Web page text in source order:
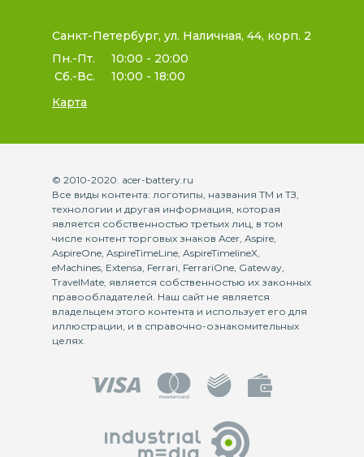
Санкт-Петербург, ул. Наличная, 44, корп. 2
Пн.-Пт.
10:00 - 20:00
Сб.-Вс.
10:00 - 18:00
Карта
© 2010-2020. acer-battery.ru
Все виды контента: логотипы, названия ТМ и ТЗ,
технологии и другая информация, которая
является собственностью третьих лиц, в том
числе контент торговых знаков Acer, Aspire,
AspireOne, AspireTimeLine, AspireTimelineX,
eMachines, Extensa, Ferrari, FerrariOne, Gateway,
TravelMate, является собственностью их законных
правообладателей. Наш сайт не является
владельцем этого контента и использует его для
иллюстрации, и в справочно-ознакомительных
целях.